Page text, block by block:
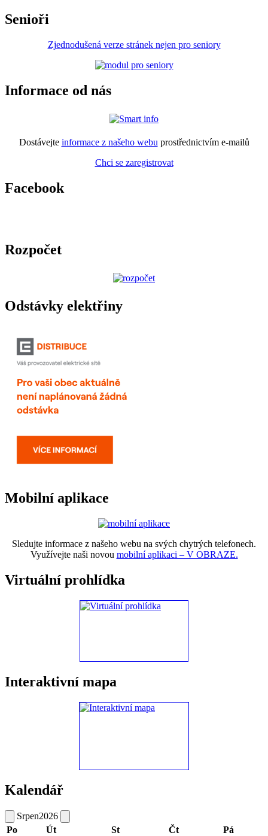
Senioři
Zjednodušená verze stránek nejen pro seniory
Informace od nás
Dostávejte informace z našeho webu prostřednictvím e-mailů
Chci se zaregistrovat
Facebook
Rozpočet
Odstávky elektřiny
Mobilní aplikace
Sledujte informace z našeho webu na svých chytrých telefonech.
Využívejte naši novou mobilní aplikaci – V OBRAZE.
Virtuální prohlídka
Interaktivní mapa
Kalendář
Srpen2026
Po
Út St Čt Pá